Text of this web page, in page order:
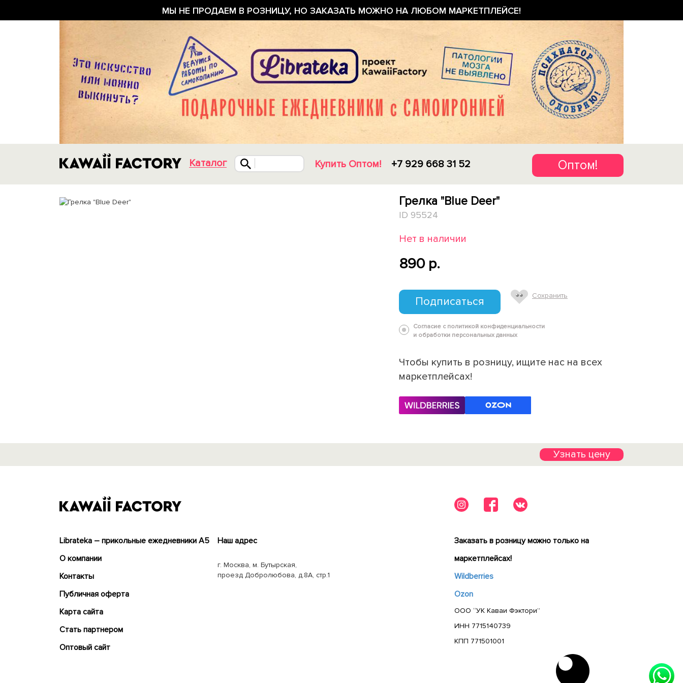
МЫ НЕ ПРОДАЕМ В РОЗНИЦУ, НО ЗАКАЗАТЬ МОЖНО НА ЛЮБОМ МАРКЕТПЛЕЙСЕ!
Каталог Купить Оптом! +7 929 668 31 52 Оптом!
Грелка "Blue Deer"
ID 95524
Нет в наличии
890 p.
Подписаться Сохранить
Согласие с политикой конфиденциальности
и обработки персональных данных
Чтобы купить в розницу, ищите нас на всех
маркетплейсах!
Узнать цену
Librateka – прикольные ежедневники А5
О компании
Контакты
Публичная оферта
Карта сайта
Cтать партнером
Оптовый сайт
Наш адрес
г. Москва, м. Бутырская,
проезд Добролюбова, д.8А, стр.1
Заказать в розницу можно только на
маркетплейсах!
Wildberries
Ozon
ООО “УК Каваи Фэктори”
ИНН 7715140739
КПП 771501001